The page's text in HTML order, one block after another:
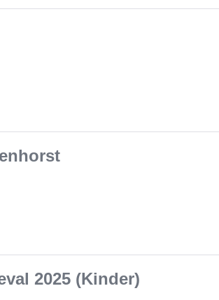
2025 (Kinder)